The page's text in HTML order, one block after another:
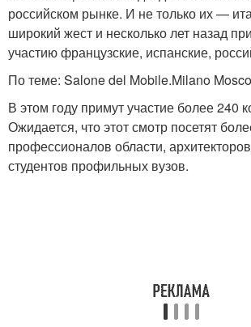
российском рынке. И не только их —
широкий жест и несколько лет назад
участию французские, испанские,
По теме: Salone del Mobile.Milano
В этом году примут участие более 240
Ожидается, что этот смотр посетят
профессионалов области,
студентов профильных вузов.